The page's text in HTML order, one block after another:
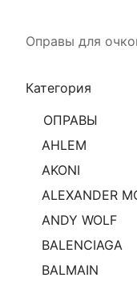
Оправы для
Категория
ОПРАВЫ
AHLEM
AKONI
ALEXANDER
ANDY WOLF
BALENCIAGA
BALMAIN